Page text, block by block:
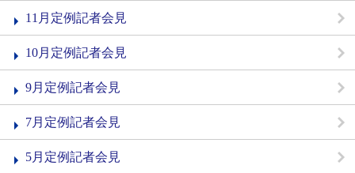
11月定例記者会見
10月定例記者会見
9月定例記者会見
7月定例記者会見
5月定例記者会見